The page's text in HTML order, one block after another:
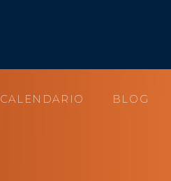
CALENDARIO BLOG